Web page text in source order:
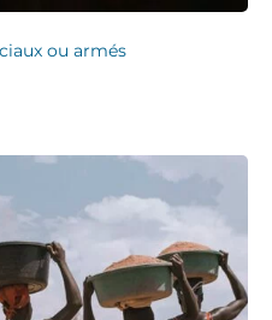
ou armés